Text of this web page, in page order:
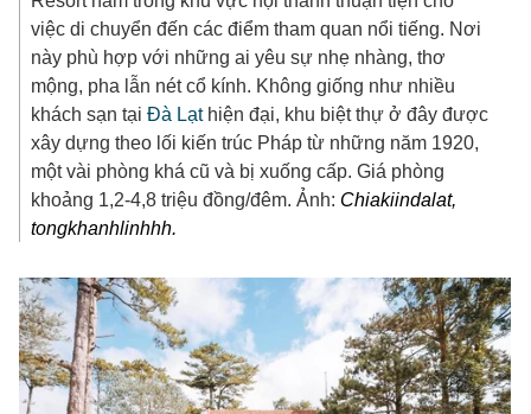
việc di chuyển đến các điểm tham quan nổi tiếng. Nơi
này phù hợp với những ai yêu sự nhẹ nhàng, thơ
mộng, pha lẫn nét cổ kính. Không giống như nhiều
khách sạn tạiĐà Lạt hiện đại, khu biệt thự ở đây được
xây dựng theo lối kiến trúc Pháp từ những năm 1920,
một vài phòng khá cũ và bị xuống cấp. Giá phòng
khoảng 1,2-4,8 triệu đồng/đêm. Ảnh: Chiakiindalat,
tongkhanhlinhhh.